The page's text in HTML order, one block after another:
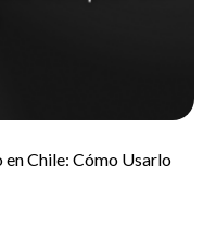
Chile: Cómo Usarlo